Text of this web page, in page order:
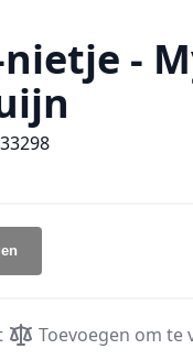
-
Toevoegen om te